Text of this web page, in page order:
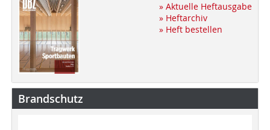
» Aktuelle Heftausgabe
» Heftarchiv
» Heft bestellen
Brandschutz